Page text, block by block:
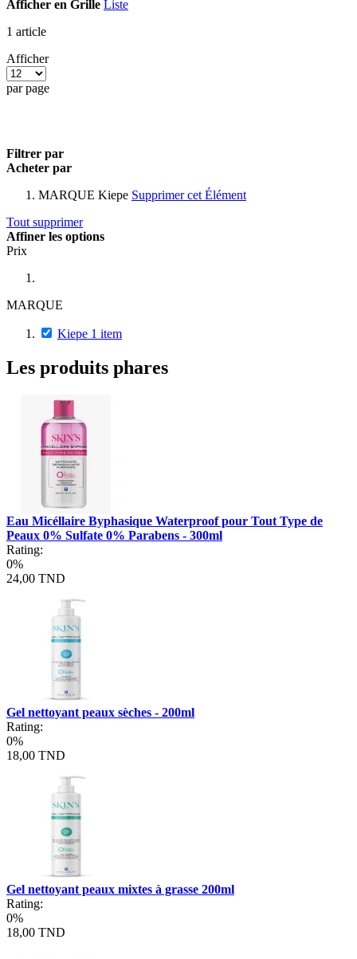
Afficher en Grille Liste
1 article
Afficher
par page
Filtrer par
Acheter par
MARQUE Kiepe Supprimer cet Élément
Tout supprimer
Affiner les options
Prix
MARQUE
Kiepe 1 item
Les produits phares
Eau Micéllaire Byphasique Waterproof pour Tout Type de
Peaux 0% Sulfate 0% Parabens - 300ml
Rating:
0%
24,00 TND
Gel nettoyant peaux sèches - 200ml
Rating:
0%
18,00 TND
Gel nettoyant peaux mixtes à grasse 200ml
Rating:
0%
18,00 TND